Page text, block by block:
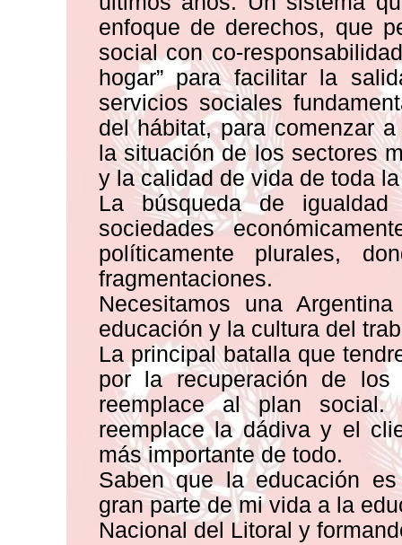
enfoque de derechos, que
social con co-
hogar” para facilitar la
servicios sociales
del hábitat, para comenzar
la situación de los sectores
y la calidad de vida de toda
La búsqueda de
sociedades
políticamente plurales,
fragmentaciones.
Necesitamos una
educación y la cultura del
La principal batalla que
por la recuperación de
reemplace al plan
reemplace la dádiva y el
más importante de todo.
Saben que la educación
gran parte de mi vida a la
Nacional del Litoral y